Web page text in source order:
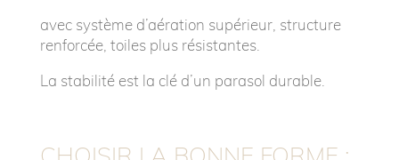
avec système d’aération supérieur, structure
renforcée, toiles plus résistantes.
La stabilité est la clé d’un parasol durable.